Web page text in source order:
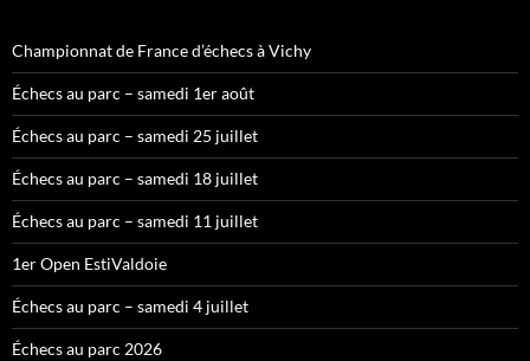
Championnat de France d’échecs à Vichy
Échecs au parc – samedi 1er août
Échecs au parc – samedi 25 juillet
Échecs au parc – samedi 18 juillet
Échecs au parc – samedi 11 juillet
1er Open EstiValdoie
Échecs au parc – samedi 4 juillet
Échecs au parc 2026